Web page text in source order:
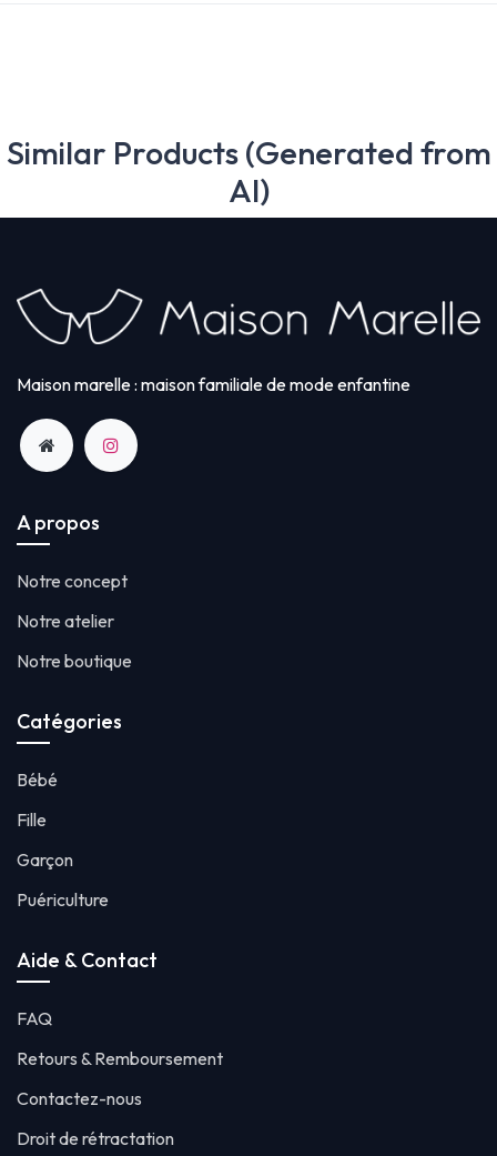
Similar Products (Generated from
AI)
Maison marelle : maison familiale de mode enfantine
A propos
Notre concept
Notre atelier
Notre boutique
Catégories
Bébé
Fille
Garçon
Puériculture
Aide & Contact
FAQ
Retours & Remboursement
Contactez-nous
Droit de rétractation